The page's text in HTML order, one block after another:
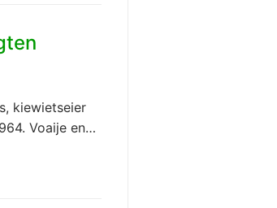
kiewietseier
Voaije en…